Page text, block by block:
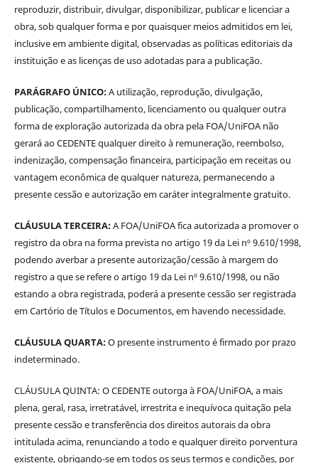
reproduzir, distribuir, divulgar, disponibilizar, publicar e licenciar a
obra, sob qualquer forma e por quaisquer meios admitidos em lei,
inclusive em ambiente digital, observadas as políticas editoriais da
instituição e as licenças de uso adotadas para a publicação.
PARÁGRAFO ÚNICO:A utilização, reprodução, divulgação,
publicação, compartilhamento, licenciamento ou qualquer outra
forma de exploração autorizada da obra pela FOA/UniFOA não
gerará ao CEDENTE qualquer direito à remuneração, reembolso,
indenização, compensação financeira, participação em receitas ou
vantagem econômica de qualquer natureza, permanecendo a
presente cessão e autorização em caráter integralmente gratuito.
CLÁUSULA TERCEIRA:A FOA/UniFOA fica autorizada a promover o
registro da obra na forma prevista no artigo 19 da Lei nº 9.610/1998,
podendo averbar a presente autorização/cessão à margem do
registro a que se refere o artigo 19 da Lei nº 9.610/1998, ou não
estando a obra registrada, poderá a presente cessão ser registrada
em Cartório de Títulos e Documentos, em havendo necessidade.
CLÁUSULA QUARTA:O presente instrumento é firmado por prazo
indeterminado.
CLÁUSULA QUINTA: O CEDENTE outorga à FOA/UniFOA, a mais
plena, geral, rasa, irretratável, irrestrita e inequívoca quitação pela
presente cessão e transferência dos direitos autorais da obra
intitulada acima, renunciando a todo e qualquer direito porventura
existente, obrigando-se em todos os seus termos e condições, por